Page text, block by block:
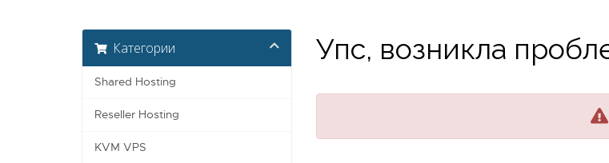
Категории
Shared Hosting
Reseller Hosting
KVM VPS
Упс, возникла